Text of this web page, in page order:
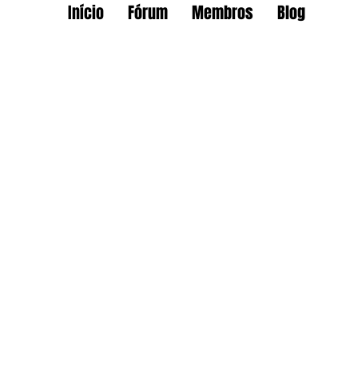
Início Fórum Membros Blog